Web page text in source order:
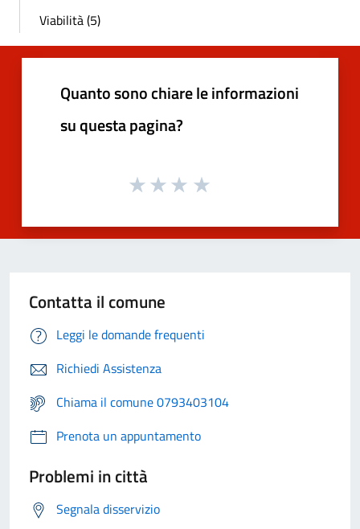
Viabilità (5)
Quanto sono chiare le informazioni
su questa pagina?
Contatta il comune
Leggi le domande frequenti
Richiedi Assistenza
Chiama il comune 0793403104
Prenota un appuntamento
Problemi in città
Segnala disservizio